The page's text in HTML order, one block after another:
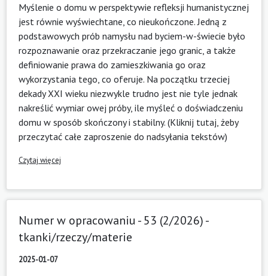
Myślenie o domu w perspektywie refleksji humanistycznej
jest równie wyświechtane, co nieukończone. Jedną z
podstawowych prób namysłu nad byciem-w-świecie było
rozpoznawanie oraz przekraczanie jego granic, a także
definiowanie prawa do zamieszkiwania go oraz
wykorzystania tego, co oferuje. Na początku trzeciej
dekady XXI wieku niezwykle trudno jest nie tyle jednak
nakreślić wymiar owej próby, ile myśleć o doświadczeniu
domu w sposób skończony i stabilny. (Kliknij tutaj, żeby
przeczytać całe zaproszenie do nadsyłania tekstów)
Czytaj więcej
Numer w opracowaniu - 53 (2/2026) -
tkanki/rzeczy/materie
2025-01-07